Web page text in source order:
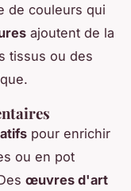
de couleurs qui
ajoutent de la
tissus ou des
pour enrichir
ou en pot
œuvres d'art